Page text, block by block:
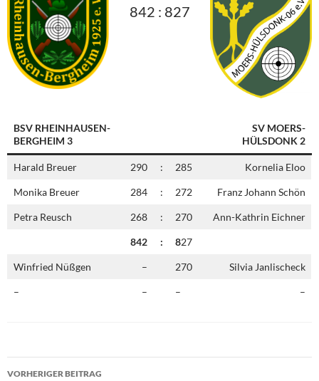
842 : 827
BSV RHEINHAUSEN-
BERGHEIM 3
SV MOERS-
HÜLSDONK 2
Harald Breuer 290 : 285 Kornelia Eloo
Monika Breuer 284 : 272 Franz Johann Schön
Petra Reusch 268 : 270 Ann-Kathrin Eichner
842 : 827
Winfried Nüßgen – 270 Silvia Janlischeck
– – – –
Beitragsnavigation
VORHERIGER BEITRAG